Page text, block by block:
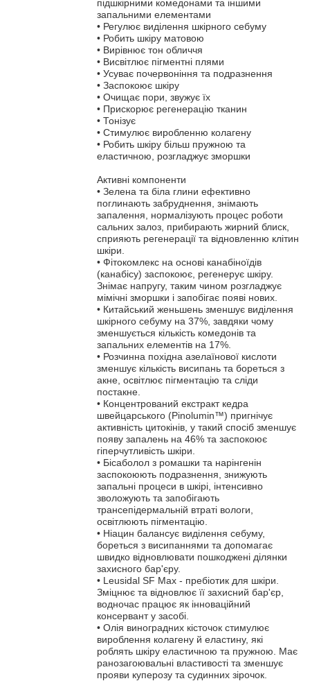
підшкірними комедонами та іншими
запальними елементами
• Регулює виділення шкірного себуму
• Робить шкіру матовою
• Вирівнює тон обличчя
• Висвітлює пігментні плями
• Усуває почервоніння та подразнення
• Заспокоює шкіру
• Очищає пори, звужує їх
• Прискорює регенерацію тканин
• Тонізує
• Стимулює виробленню колагену
• Робить шкіру більш пружною та
еластичною, розгладжує зморшки
Активні компоненти
• Зелена та біла глини ефективно
поглинають забруднення, знімають
запалення, нормалізують процес роботи
сальних залоз, прибирають жирний блиск,
сприяють регенерації та відновленню клітин
шкіри.
• Фітокомлекс на основі канабіноїдів
(канабісу) заспокоює, регенерує шкіру.
Знімає напругу, таким чином розгладжує
мімічні зморшки і запобігає появі нових.
• Китайський женьшень зменшує виділення
шкірного себуму на 37%, завдяки чому
зменшується кількість комедонів та
запальних елементів на 17%.
• Розчинна похідна азелаїнової кислоти
зменшує кількість висипань та бореться з
акне, освітлює пігментацію та сліди
постакне.
• Концентрований екстракт кедра
швейцарського (Pinolumin™) пригнічує
активність цитокінів, у такий спосіб зменшує
появу запалень на 46% та заспокоює
гіперчутливість шкіри.
• Бісаболол з ромашки та нарінгенін
заспокоюють подразнення, знижують
запальні процеси в шкірі, інтенсивно
зволожують та запобігають
трансепідермальній втраті вологи,
освітлюють пігментацію.
• Ніацин балансує виділення себуму,
бореться з висипаннями та допомагає
швидко відновлювати пошкоджені ділянки
захисного бар'єру.
• Leusidal SF Max - пребіотик для шкіри.
Зміцнює та відновлює її захисний бар'єр,
водночас працює як інноваційний
консервант у засобі.
• Олія виноградних кісточок стимулює
вироблення колагену й еластину, які
роблять шкіру еластичною та пружною. Має
ранозагоювальні властивості та зменшує
прояви куперозу та судинних зірочок.